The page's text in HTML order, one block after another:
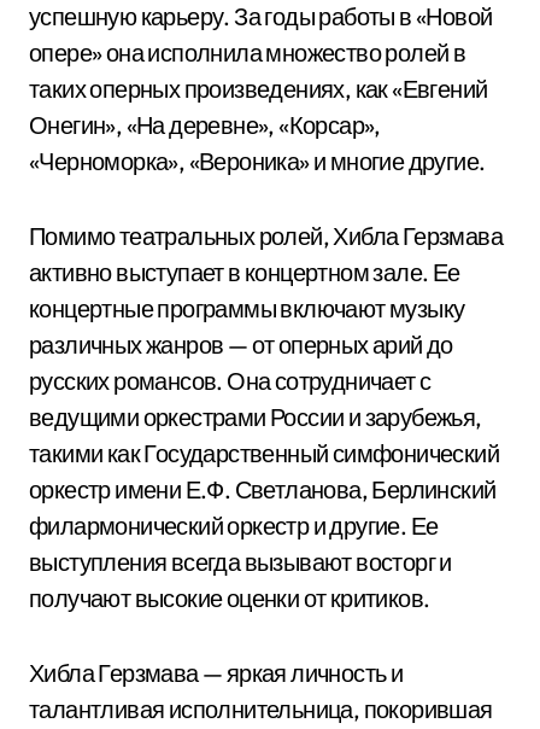
успешную карьеру. За годы работы в «Новой
опере» она исполнила множество ролей в
таких оперных произведениях, как «Евгений
Онегин», «На деревне», «Корсар»,
«Черноморка», «Вероника» и многие другие.
Помимо театральных ролей, Хибла Герзмава
активно выступает в концертном зале. Ее
концертные программы включают музыку
различных жанров — от оперных арий до
русских романсов. Она сотрудничает с
ведущими оркестрами России и зарубежья,
такими как Государственный симфонический
оркестр имени Е.Ф. Светланова, Берлинский
филармонический оркестр и другие. Ее
выступления всегда вызывают восторг и
получают высокие оценки от критиков.
Хибла Герзмава — яркая личность и
талантливая исполнительница, покорившая